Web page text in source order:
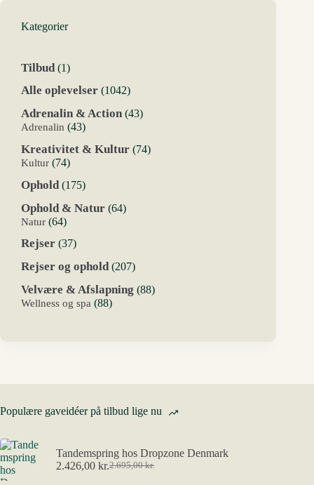
Kategorier
Tilbud 11
Alle oplevelser 10421042
Adrenalin & Action 4343
Adrenalin 4343
Kreativitet & Kultur 7474
Kultur 7474
Ophold 175175
Ophold & Natur 6464
Natur 6464
Rejser 3737
Rejser og ophold 207207
Velvære & Afslapning 8888
Wellness og spa 8888
Populære gaveidéer på tilbud lige nu
Tandemspring hos Dropzone Denmark
2.695,00kr.
Den
2.426,00 kr.Den